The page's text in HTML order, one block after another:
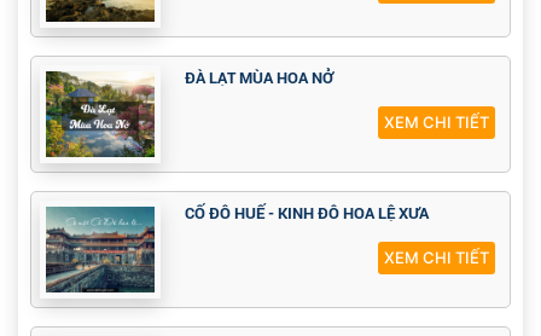
ĐÀ LẠT MÙA HOA NỞ
XEM CHI TIẾT
CỐ ĐÔ HUẾ - KINH ĐÔ HOA LỆ XƯA
XEM CHI TIẾT